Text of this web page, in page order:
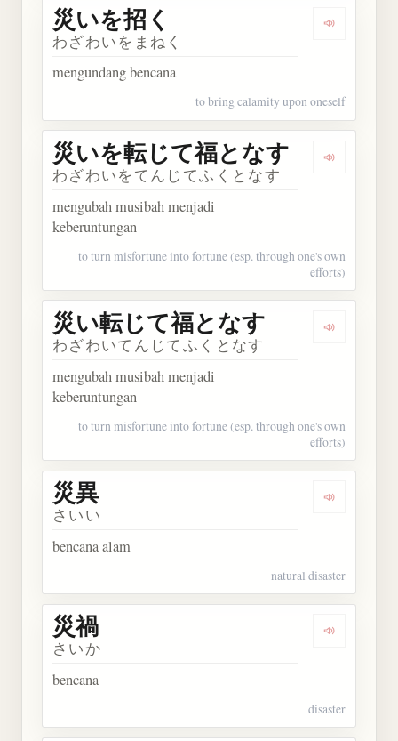
Dengarkan
災いを招く
わざわいをまねく
mengundang bencana
to bring calamity upon oneself
Dengarkan
災いを転じて福となす
わざわいをてんじてふくとなす
mengubah musibah menjadi
keberuntungan
to turn misfortune into fortune (esp. through one's own
efforts)
Dengarkan
災い転じて福となす
わざわいてんじてふくとなす
mengubah musibah menjadi
keberuntungan
to turn misfortune into fortune (esp. through one's own
efforts)
Dengarkan
災異
さいい
bencana alam
natural disaster
Dengarkan
災禍
さいか
bencana
disaster